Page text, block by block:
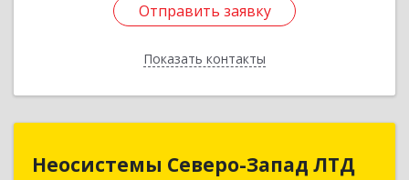
Отправить заявку
Показать контакты
Отправить заявку
Назад
Неосистемы Северо-Запад ЛТД